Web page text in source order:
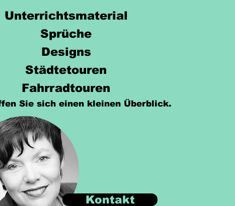
Unterrichtsmaterial
Sprüche
Designs
Städtetouren
Fahrradtouren
Sie sich einen kleinen Überblick.
Kontakt